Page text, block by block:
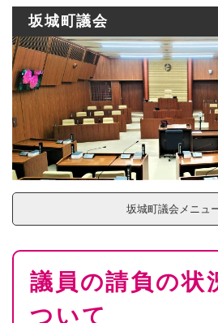
坂城町議会
坂城町議会メニュ
本
議員の請負の状
ついて